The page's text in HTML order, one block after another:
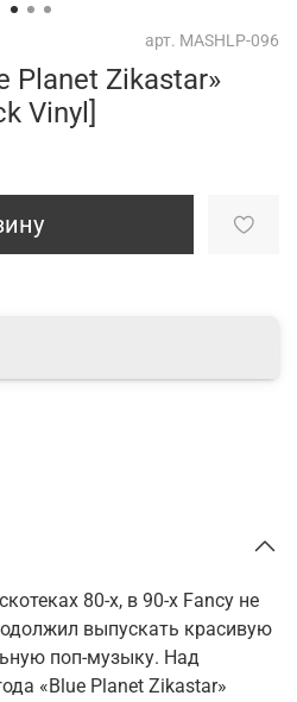
арт. MASHLP-096
Planet Zikastar»
Vinyl]
80-х, в 90-х Fancy не
выпускать красивую
поп-музыку. Над
«Blue Planet Zikastar»